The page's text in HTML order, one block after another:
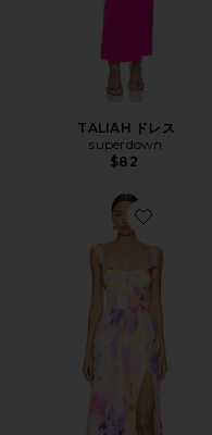
TALIAH ドレス
superdown
$82
Favorite